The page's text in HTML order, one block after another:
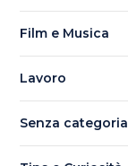
Film e Musica
Lavoro
Senza categoria